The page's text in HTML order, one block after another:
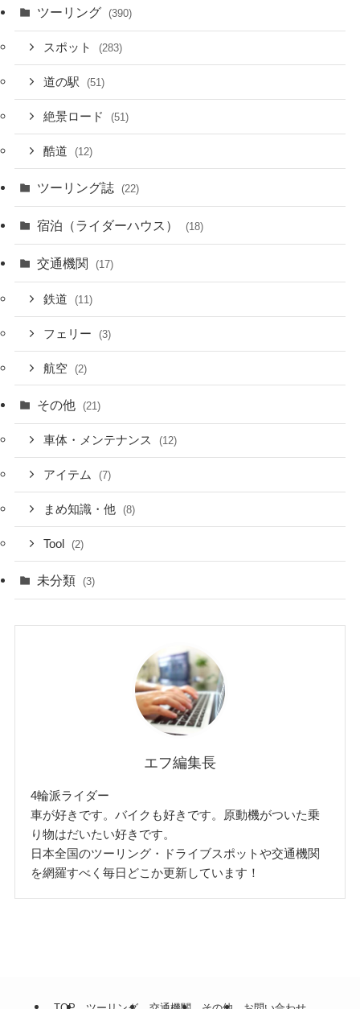
ツーリング (390)
スポット (283)
道の駅 (51)
絶景ロード (51)
酷道 (12)
ツーリング誌 (22)
宿泊（ライダーハウス） (18)
交通機関 (17)
鉄道 (11)
フェリー (3)
航空 (2)
その他 (21)
車体・メンテナンス (12)
アイテム (7)
まめ知識・他 (8)
Tool (2)
未分類 (3)
エフ編集長
4輪派ライダー
車が好きです。バイクも好きです。原動機がついた乗
り物はだいたい好きです。
日本全国のツーリング・ドライブスポットや交通機関
を網羅すべく毎日どこか更新しています！